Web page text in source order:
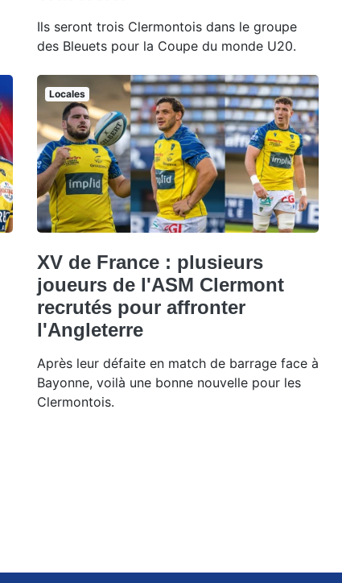
Ils seront trois Clermontois dans le groupe
des Bleuets pour la Coupe du monde U20.
Locales
XV de France : plusieurs
joueurs de l'ASM Clermont
recrutés pour affronter
l'Angleterre
Après leur défaite en match de barrage face à
Bayonne, voilà une bonne nouvelle pour les
Clermontois.